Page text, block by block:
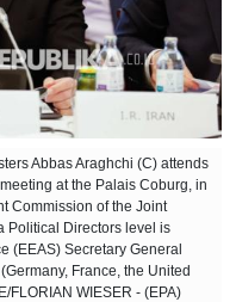
Abbas Araghchi (C) attends
at the Palais Coburg, in
Commission of the Joint
Political Directors level is
(EEAS) Secretary General
France, the United
FLORIAN WIESER - (EPA)